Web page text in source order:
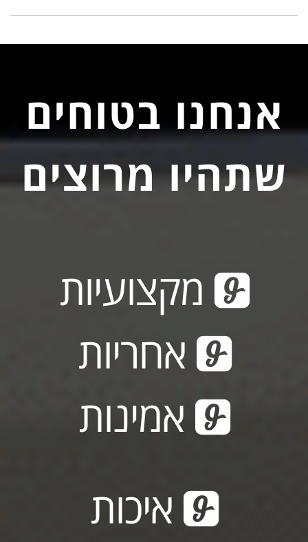
אנחנו בטוחים
שתהיו מרוצים
מקצועיות
אחריות
אמינות
איכות